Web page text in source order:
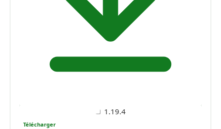
1.19.4
Télécharger